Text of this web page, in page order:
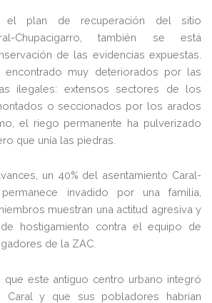
el plan de recuperación del sitio
Chupacigarro, también se está
de las evidencias expuestas.
muy deteriorados por las
ilegales: extensos sectores de los
o seccionados por los arados
el riego permanente ha pulverizado
que unía las piedras.
un 40% del asentamiento Caral-
invadido por una familia,
muestran una actitud agresiva y
hostigamiento contra el equipo de
de la ZAC.
este antiguo centro urbano integró
y que sus pobladores habrían